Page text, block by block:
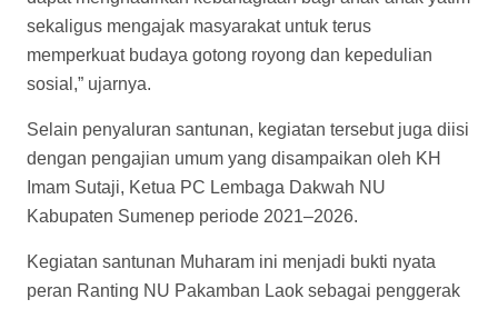
sekaligus mengajak masyarakat untuk terus
memperkuat budaya gotong royong dan kepedulian
sosial,” ujarnya.
Selain penyaluran santunan, kegiatan tersebut juga diisi
dengan pengajian umum yang disampaikan oleh KH
Imam Sutaji, Ketua PC Lembaga Dakwah NU
Kabupaten Sumenep periode 2021–2026.
Kegiatan santunan Muharam ini menjadi bukti nyata
peran Ranting NU Pakamban Laok sebagai penggerak